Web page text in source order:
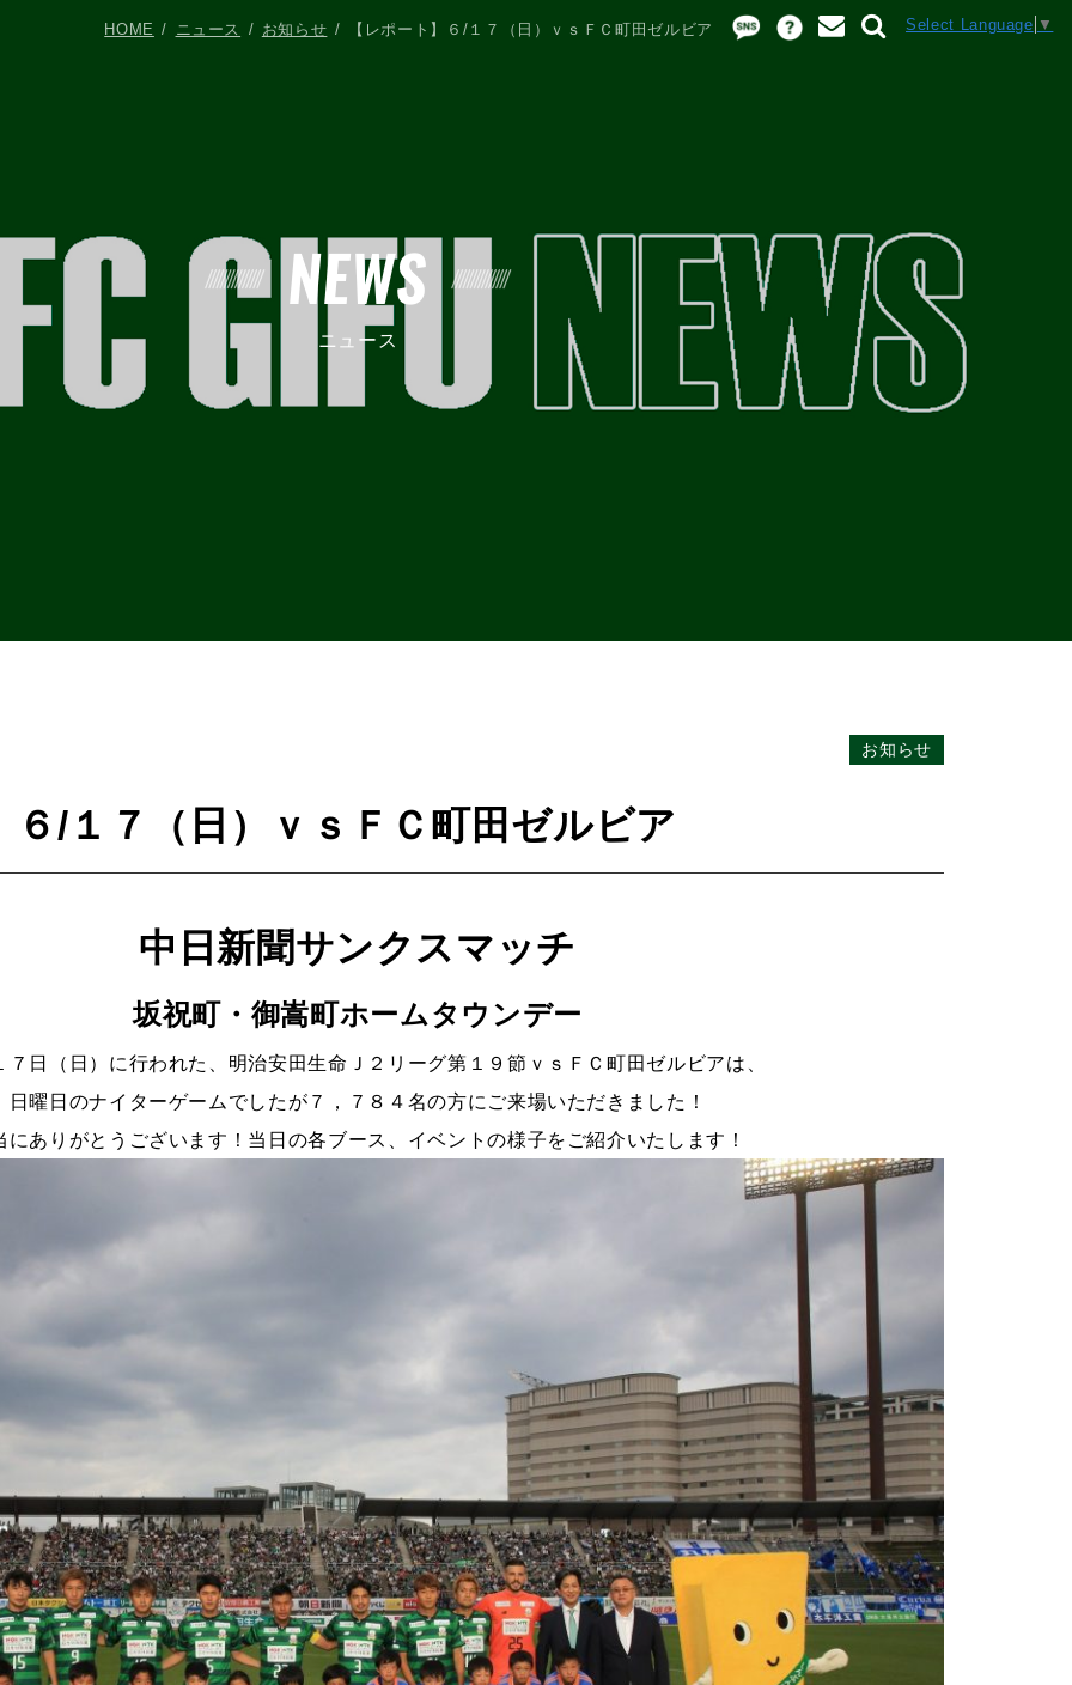
Select Language ▼
NEWS
ニュース
HOME ニュース お知らせ 【レポート】６/１７（日）ｖｓＦＣ町田ゼルビア
お知らせ
６/１７（日）ｖｓＦＣ町田ゼルビア
中日新聞サンクスマッチ
坂祝町・御嵩町ホームタウンデー
７日（日）に行われた、明治安田生命Ｊ２リーグ第１９節ｖｓＦＣ町田ゼルビアは、
日曜日のナイターゲームでしたが７，７８４名の方にご来場いただきました！
にありがとうございます！当日の各ブース、イベントの様子をご紹介いたします！